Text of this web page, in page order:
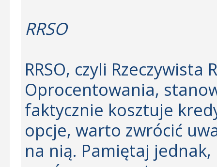
RRSO
RRSO, czyli Rzeczywista
Oprocentowania,
faktycznie kosztuje
opcje, warto zwrócić
na nią. Pamiętaj